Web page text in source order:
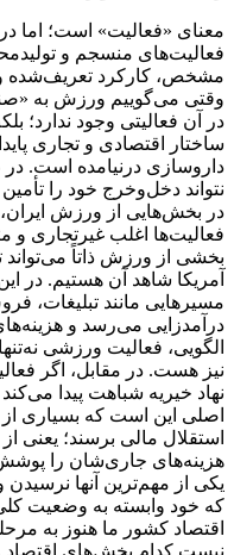
معنای «فعالیت» است؛ اما
فعالیت‌های منسجم و
مشخص، کارکرد تعریف‌شده و
وقتی می‌گوییم ورزش به
در آن فعالیتی وجود ندارد؛
ساختار اقتصادی و تجاری
داروسازی درنیامده است. در
نتواند دخل‌وخرج خود را
در بخش‌هایی از ورزش
فعالیت‌ها اغلب غیرتجاری و
بخشی از ورزش ذاتاً می‌تواند
آمریکا شاهد آن هستیم. در
مسیرهایی مانند تبلیغات،
درآمدزایی می‌رسد و
الگویی، فعالیت ورزشی
نیز هست. در مقابل، اگر
نهاد خیریه شباهت پیدا
اصلی این است که بسیاری از
استقلال مالی برسند؛ یعنی
هزینه‌های جاری‌شان را پوشش
یکی از مهم‌ترین آنها
که خود وابسته به وضعیت
اقتصاد کشور ما هنوز به
نیست کدام بخش‌های اقتصاد